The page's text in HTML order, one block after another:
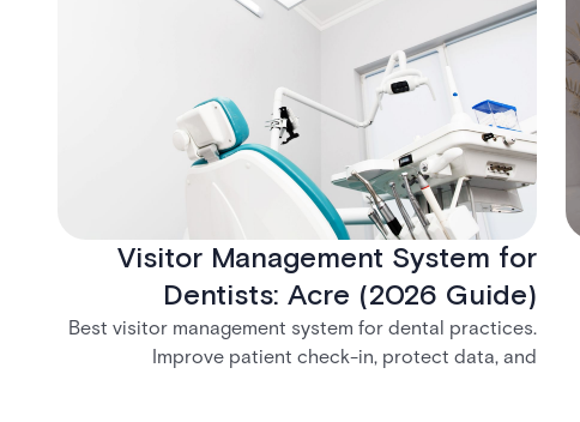
Visitor Management System for
Dentists: Acre (2026 Guide)
Best visitor management system for dental practices.
Improve patient check-in, protect data, and